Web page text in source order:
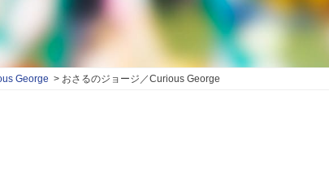
George おさるのジョージ／Curious George